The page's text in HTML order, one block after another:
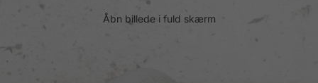
Åbn billede i fuld skærm